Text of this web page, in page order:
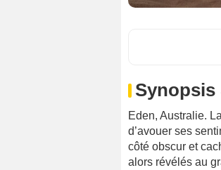
Synopsis
Eden, Australie.
d’avouer ses
côté obscur et
alors révélés au